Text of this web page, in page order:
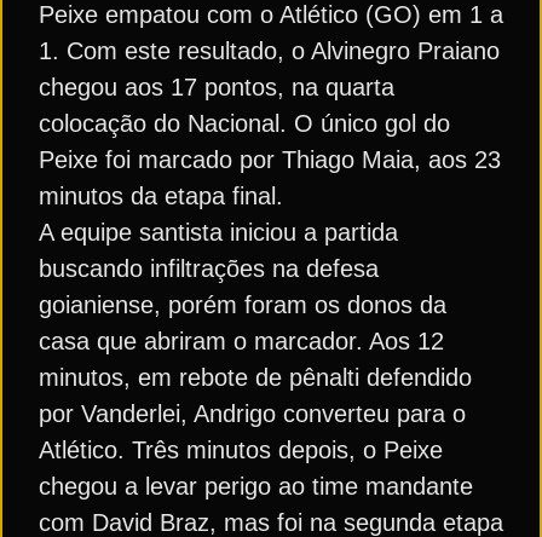
Peixe empatou com o Atlético (GO) em 1 a
1. Com este resultado, o Alvinegro Praiano
chegou aos 17 pontos, na quarta
colocação do Nacional. O único gol do
Peixe foi marcado por Thiago Maia, aos 23
minutos da etapa final.
A equipe santista iniciou a partida
buscando infiltrações na defesa
goianiense, porém foram os donos da
casa que abriram o marcador. Aos 12
minutos, em rebote de pênalti defendido
por Vanderlei, Andrigo converteu para o
Atlético. Três minutos depois, o Peixe
chegou a levar perigo ao time mandante
com David Braz, mas foi na segunda etapa